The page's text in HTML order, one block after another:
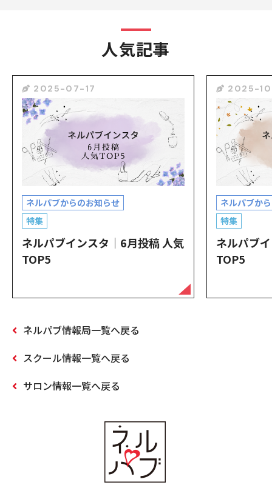
人気記事
2025-07-17
ネルパブからのお知らせ
特集
ネルパブインスタ｜6月投稿 人気
TOP5
2025-
ネルパブか
特集
ネルパブ
TOP5
ネルパブ情報局一覧へ戻る
スクール情報一覧へ戻る
サロン情報一覧へ戻る